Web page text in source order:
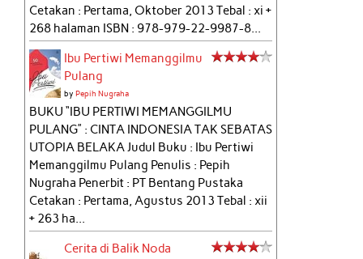
Cetakan : Pertama, Oktober 2013 Tebal : xi +
268 halaman ISBN : 978-979-22-9987-8...
Ibu Pertiwi Memanggilmu
Pulang
byPepih Nugraha
BUKU “IBU PERTIWI MEMANGGILMU
PULANG” : CINTA INDONESIA TAK SEBATAS
UTOPIA BELAKA Judul Buku : Ibu Pertiwi
Memanggilmu Pulang Penulis : Pepih
Nugraha Penerbit : PT Bentang Pustaka
Cetakan : Pertama, Agustus 2013 Tebal : xii
+ 263 ha...
Cerita di Balik Noda